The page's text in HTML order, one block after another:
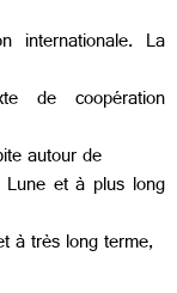
internationale. La
de coopération
autour de
et à plus long
à très long terme,